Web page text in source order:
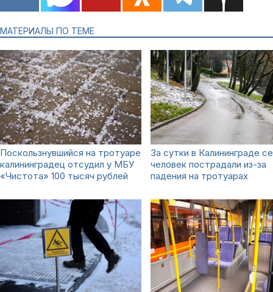
МАТЕРИАЛЫ ПО ТЕМЕ
Поскользнувшийся на тротуаре
калининградец отсудил у МБУ
«Чистота» 100 тысяч рублей
За сутки в Калининграде
человек пострадали из-за
падения на тротуарах